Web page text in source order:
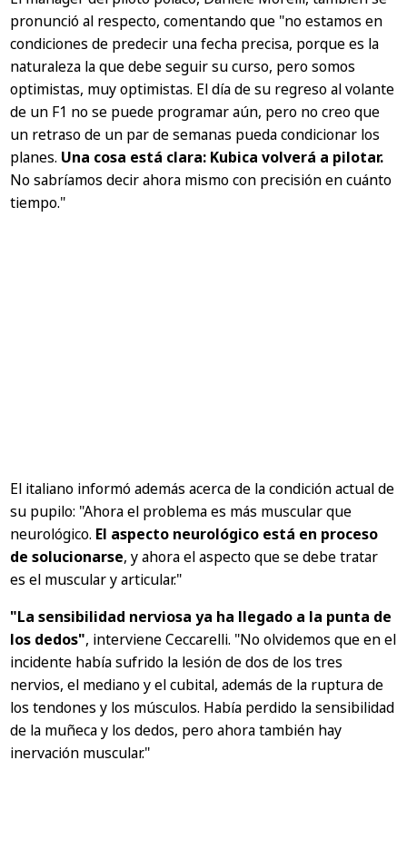
pronunció al respecto, comentando que "no estamos en
condiciones de predecir una fecha precisa, porque es la
naturaleza la que debe seguir su curso, pero somos
optimistas, muy optimistas. El día de su regreso al volante
de un F1 no se puede programar aún, pero no creo que
un retraso de un par de semanas pueda condicionar los
planes. Una cosa está clara: Kubica volverá a pilotar.
No sabríamos decir ahora mismo con precisión en cuánto
tiempo."
El italiano informó además acerca de la condición actual de
su pupilo: "Ahora el problema es más muscular que
neurológico. El aspecto neurológico está en proceso
de solucionarse, y ahora el aspecto que se debe tratar
es el muscular y articular."
"La sensibilidad nerviosa ya ha llegado a la punta de
los dedos", interviene Ceccarelli. "No olvidemos que en el
incidente había sufrido la lesión de dos de los tres
nervios, el mediano y el cubital, además de la ruptura de
los tendones y los músculos. Había perdido la sensibilidad
de la muñeca y los dedos, pero ahora también hay
inervación muscular."